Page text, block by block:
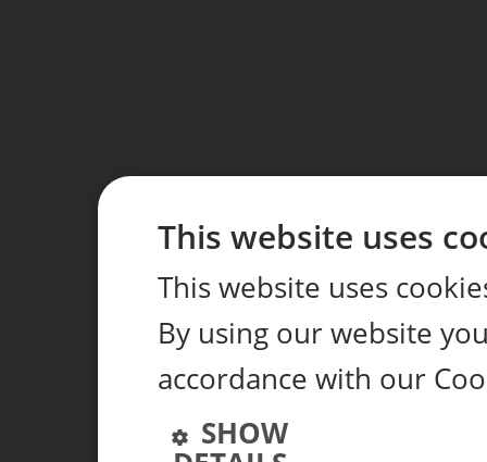
This website uses
This website uses
By using our website
accordance with our
SHOW